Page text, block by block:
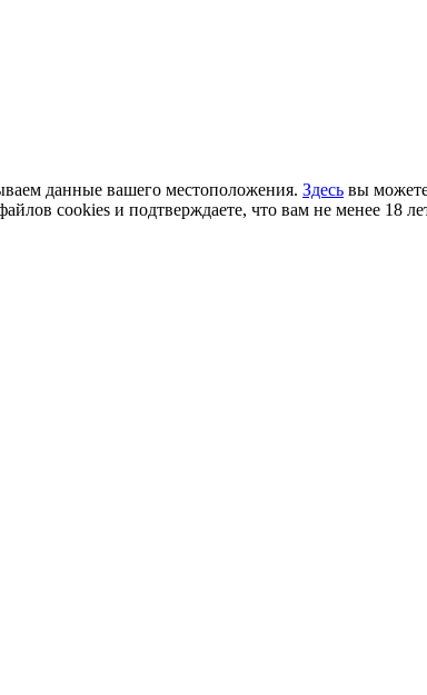
данные вашего местоположения. Здесь вы
cookies и подтверждаете, что вам не менее 18